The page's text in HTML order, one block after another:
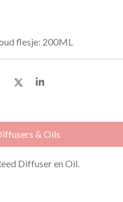
flesje: 200ML
D
S
e
& Oils
Diffuser en Oil.